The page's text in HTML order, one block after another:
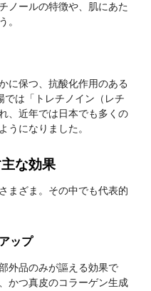
ノールの特徴や、肌にあた
。
に保つ、抗酸化作用のある
では「トレチノイン（レチ
、近年では日本でも多くの
うになりました。
な効果
まざま。その中でも代表的
ップ
外品のみが謳える効果で
かつ真皮のコラーゲン生成